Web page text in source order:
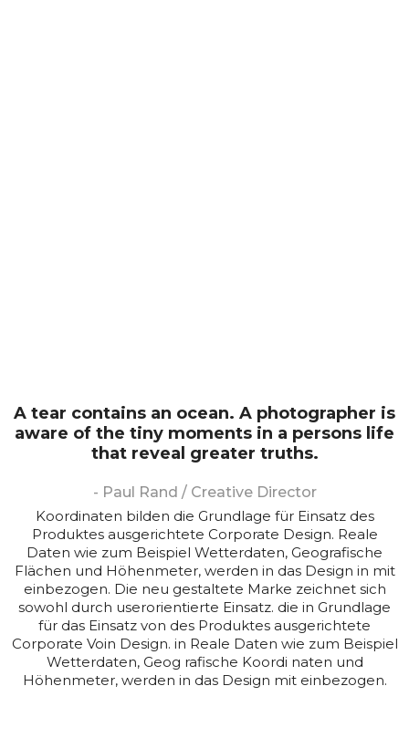
A tear contains an ocean. A photographer is
aware of the tiny moments in a persons life
that reveal greater truths.
- Paul Rand / Creative Director
Koordinaten bilden die Grundlage für Einsatz des
Produktes ausgerichtete Corporate Design. Reale
Daten wie zum Beispiel Wetterdaten, Geografische
Flächen und Höhenmeter, werden in das Design in mit
einbezogen. Die neu gestaltete Marke zeichnet sich
sowohl durch userorientierte Einsatz. die in Grundlage
für das Einsatz von des Produktes ausgerichtete
Corporate Voin Design. in Reale Daten wie zum Beispiel
Wetterdaten, Geog rafische Koordi naten und
Höhenmeter, werden in das Design mit einbezogen.